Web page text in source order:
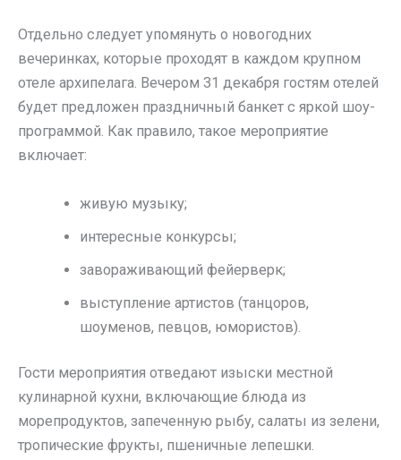
Отдельно следует упомянуть о новогодних
вечеринках, которые проходят в каждом крупном
отеле архипелага. Вечером 31 декабря гостям отелей
будет предложен праздничный банкет с яркой шоу-
программой. Как правило, такое мероприятие
включает:
живую музыку;
интересные конкурсы;
завораживающий фейерверк;
выступление артистов (танцоров,
шоуменов, певцов, юмористов).
Гости мероприятия отведают изыски местной
кулинарной кухни, включающие блюда из
морепродуктов, запеченную рыбу, салаты из зелени,
тропические фрукты, пшеничные лепешки.